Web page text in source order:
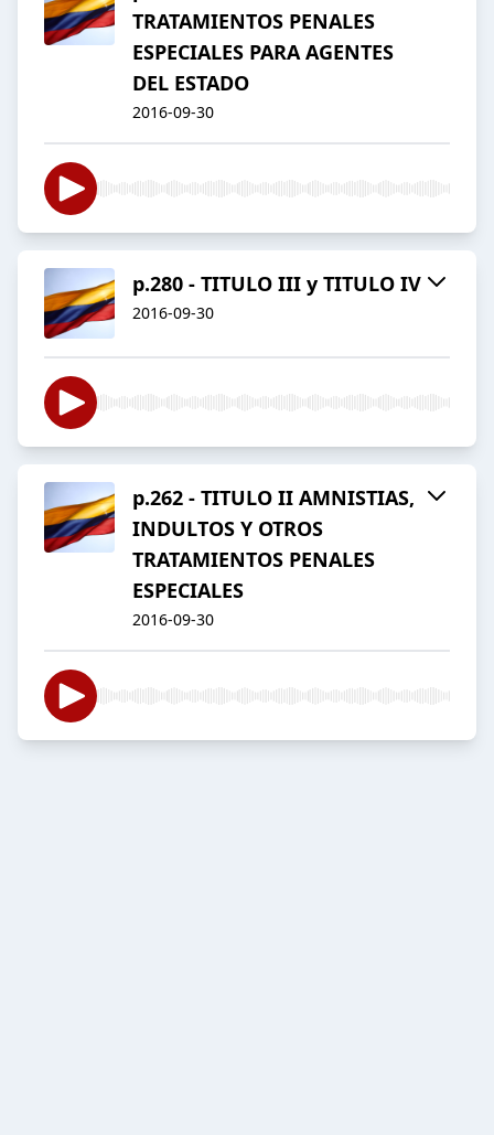
TRATAMIENTOS PENALES
ESPECIALES PARA AGENTES
DEL ESTADO
2016-09-30
p.280 - TITULO III y TITULO IV
2016-09-30
p.262 - TITULO II AMNISTIAS,
INDULTOS Y OTROS
TRATAMIENTOS PENALES
ESPECIALES
2016-09-30